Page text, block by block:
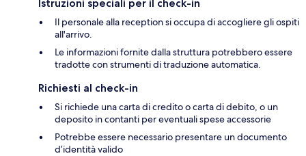
Istruzioni speciali per il check-in
Il personale alla reception si occupa di accogliere gli ospiti
all'arrivo.
Le informazioni fornite dalla struttura potrebbero essere
tradotte con strumenti di traduzione automatica.
Richiesti al check-in
Si richiede una carta di credito o carta di debito, o un
deposito in contanti per eventuali spese accessorie
Potrebbe essere necessario presentare un documento
d’identità valido